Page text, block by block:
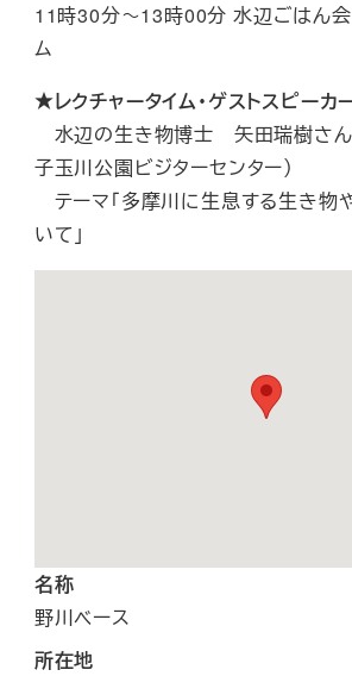
11時30分～13時00分 水辺ごはん会
ム
★レクチャータイム・ゲストスピーカ
水辺の生き物博士 矢田瑞樹さん
子玉川公園ビジターセンター）
テーマ「多摩川に生息する生き物
いて」
名称
野川ベース
所在地